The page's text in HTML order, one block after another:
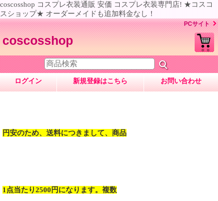
coscosshop コスプレ衣装通販 安価 コスプレ衣装専門店! ★コスコ
スショップ★ オーダーメイドも追加料金なし！
PCサイト
coscosshop
ログイン 新規登録はこちら お問い合わせ
円安のため、送料につきまして、商品
1点当たり2500円になります。複数